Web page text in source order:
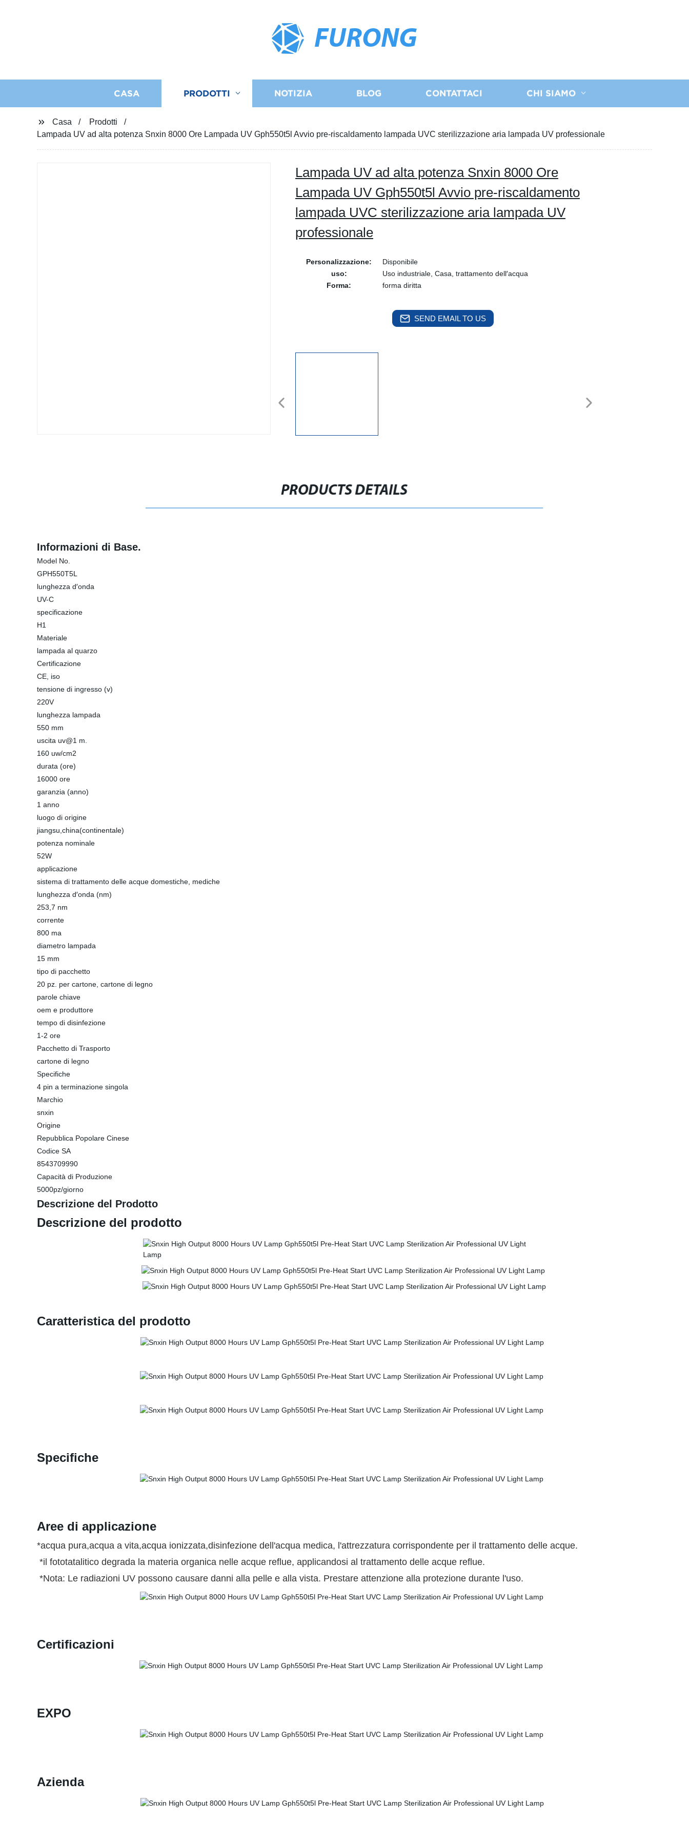
FURONG
CASA PRODOTTI NOTIZIA BLOG CONTATTACI CHI SIAMO
Casa
Prodotti
Lampada UV ad alta potenza Snxin 8000 Ore Lampada UV Gph550t5l Avvio pre-riscaldamento lampada UVC sterilizzazione aria lampada UV professionale
Lampada UV ad alta potenza Snxin 8000 Ore
Lampada UV Gph550t5l Avvio pre-riscaldamento
lampada UVC sterilizzazione aria lampada UV
professionale
Personalizzazione:
Disponibile
uso:
Uso industriale, Casa, trattamento dell′acqua
Forma:
forma diritta
SEND EMAIL TO US
PRODUCTS DETAILS
Informazioni di Base.
Model No.
GPH550T5L
lunghezza d′onda
UV-C
specificazione
H1
Materiale
lampada al quarzo
Certificazione
CE, iso
tensione di ingresso (v)
220V
lunghezza lampada
550 mm
uscita uv@1 m.
160 uw/cm2
durata (ore)
16000 ore
garanzia (anno)
1 anno
luogo di origine
jiangsu,china(continentale)
potenza nominale
52W
applicazione
sistema di trattamento delle acque domestiche, mediche
lunghezza d′onda (nm)
253,7 nm
corrente
800 ma
diametro lampada
15 mm
tipo di pacchetto
20 pz. per cartone, cartone di legno
parole chiave
oem e produttore
tempo di disinfezione
1-2 ore
Pacchetto di Trasporto
cartone di legno
Specifiche
4 pin a terminazione singola
Marchio
snxin
Origine
Repubblica Popolare Cinese
Codice SA
8543709990
Capacità di Produzione
5000pz/giorno
Descrizione del Prodotto
Descrizione del prodotto
Caratteristica del prodotto
Specifiche
Aree di applicazione
*acqua pura,acqua a vita,acqua ionizzata,disinfezione dell'acqua medica, l'attrezzatura corrispondente per il trattamento delle acque.
*il fototatalitico degrada la materia organica nelle acque reflue, applicandosi al trattamento delle acque reflue.
*Nota: Le radiazioni UV possono causare danni alla pelle e alla vista. Prestare attenzione alla protezione durante l'uso.
Certificazioni
EXPO
Azienda